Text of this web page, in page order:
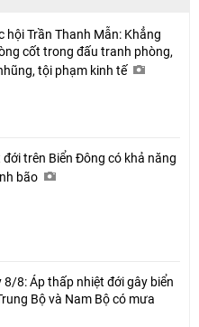
hội Trần Thanh Mẫn: Khẳng
cốt trong đấu tranh phòng,
tội phạm kinh tế
trên Biển Đông có khả năng
bão
8/8: Áp thấp nhiệt đới gây biển
Bộ và Nam Bộ có mưa